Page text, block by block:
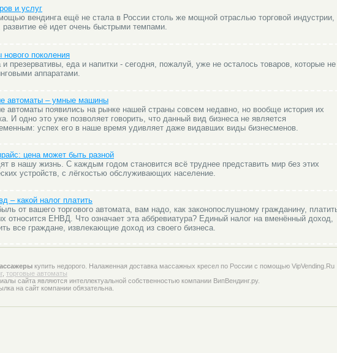
и услуг
вендинга ещё не стала в России столь же мощной отраслью торговой индустрии,
развитие её идет очень быстрыми темпами.
нового поколения
презервативы, еда и напитки - сегодня, пожалуй, уже не осталось товаров, которые не
аппаратами.
автоматы – умные машины
автоматы появились на рынке нашей страны совсем недавно, но вообще история их
И одно это уже позволяет говорить, что данный вид бизнеса не является
успех его в наше время удивляет даже видавших виды бизнесменов.
цена может быть разной
в нашу жизнь. С каждым годом становится всё труднее представить мир без этих
устройств, с лёгкостью обслуживающих население.
– какой налог платить
от вашего торгового автомата, вам надо, как законопослушному гражданину,
относится ЕНВД. Что означает эта аббревиатура? Единый налог на вменённый доход,
все граждане, извлекающие доход из своего бизнеса.
купить недорого. Налаженная доставка массажных кресел по России с помощью VipVending.Ru
, торговые автоматы
сайта являются интеллектуальной собственностью компании ВипВендинг.ру.
на сайт компании обязательна.